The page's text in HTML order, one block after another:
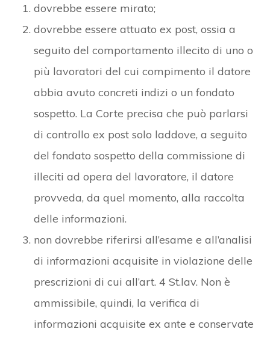
dovrebbe essere mirato;
dovrebbe essere attuato ex post, ossia a
seguito del comportamento illecito di uno o
più lavoratori del cui compimento il datore
abbia avuto concreti indizi o un fondato
sospetto. La Corte precisa che può parlarsi
di controllo ex post solo laddove, a seguito
del fondato sospetto della commissione di
illeciti ad opera del lavoratore, il datore
provveda, da quel momento, alla raccolta
delle informazioni.
non dovrebbe riferirsi all’esame e all’analisi
di informazioni acquisite in violazione delle
prescrizioni di cui all’art. 4 St.lav. Non è
ammissibile, quindi, la verifica di
informazioni acquisite ex ante e conservate